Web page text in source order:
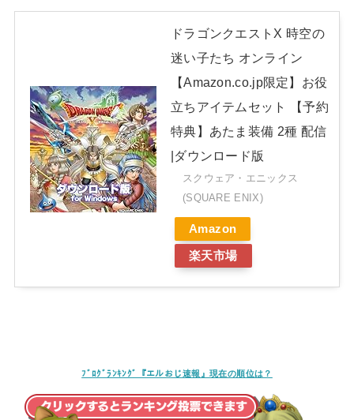
ドラゴンクエストX 時空の
迷い子たち オンライン
【Amazon.co.jp限定】お役
立ちアイテムセット 【予約
特典】あたま装備 2種 配信
|ダウンロード版
スクウェア・エニックス
(SQUARE ENIX)
Amazon
楽天市場
ﾌﾞﾛｸﾞﾗﾝｷﾝｸﾞ『エルおじ速報』現在の順位は？